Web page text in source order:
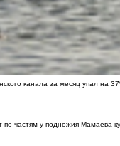
канала за месяц упал на
частям у подножия Мамаева